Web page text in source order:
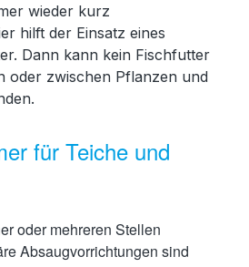
wieder kurz
hilft der Einsatz eines
Dann kann kein Fischfutter
oder zwischen Pflanzen und
für Teiche und
oder mehreren Stellen
Absaugvorrichtungen sind